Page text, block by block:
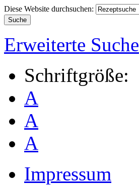
Diese Website durchsuchen:
Erweiterte Suche
Schriftgröße:
A
A
A
Impressum